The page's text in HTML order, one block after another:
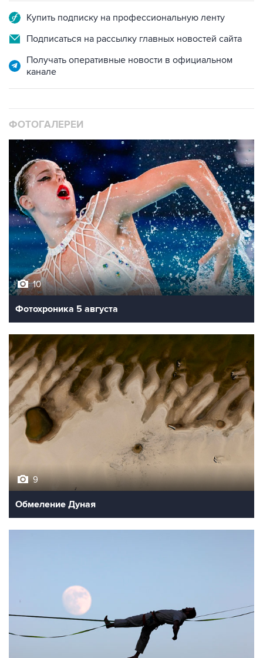
Подписаться на рассылку главных новостей сайта
Получать оперативные новости в официальном
канале
10
Фотохроника 5 августа
Обмеление Дуная